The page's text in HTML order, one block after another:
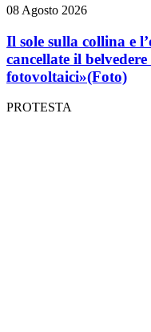
08 Agosto 2026
Il sole sulla collina e
cancellate il
fotovoltaici»(Foto)
PROTESTA